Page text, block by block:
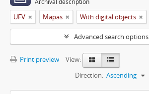
Archival description
UFV Mapas With digital objects
Advanced search options
Print preview
View:
Direction: Ascending